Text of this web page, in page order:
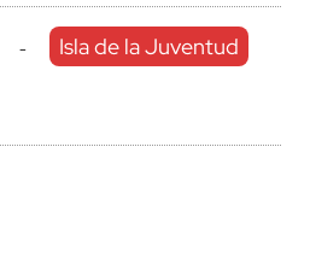
- Isla de la Juventud